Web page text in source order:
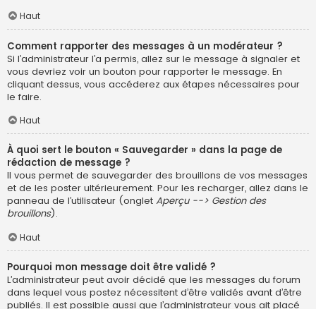
Haut
Comment rapporter des messages à un modérateur ?
Si l’administrateur l’a permis, allez sur le message à signaler et
vous devriez voir un bouton pour rapporter le message. En
cliquant dessus, vous accéderez aux étapes nécessaires pour
le faire.
Haut
À quoi sert le bouton « Sauvegarder » dans la page de
rédaction de message ?
Il vous permet de sauvegarder des brouillons de vos messages
et de les poster ultérieurement. Pour les recharger, allez dans le
panneau de l’utilisateur (onglet Aperçu --> Gestion des
brouillons).
Haut
Pourquoi mon message doit être validé ?
L’administrateur peut avoir décidé que les messages du forum
dans lequel vous postez nécessitent d’être validés avant d’être
publiés. Il est possible aussi que l’administrateur vous ait placé